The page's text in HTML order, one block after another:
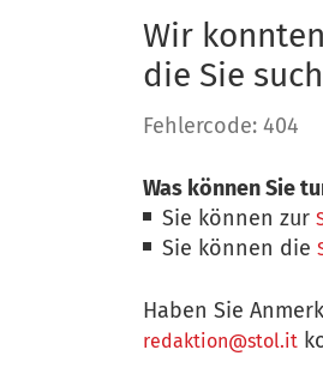
Wir
die Sie
Fehlercode: 404
Was können Sie
Sie können zur
Sie können die
Haben Sie
redaktion@stol.it